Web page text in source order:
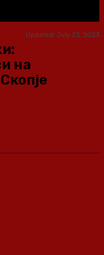
Updated: July 23, 2023
на